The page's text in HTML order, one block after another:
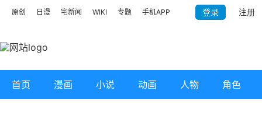
原创 日漫 宅新闻 WIKI 专题 手机APP 登录 注册
首页 漫画 小说 动画 人物 角色